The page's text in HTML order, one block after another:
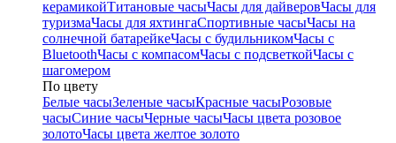
керамикойТитановые часыЧасы для дайверовЧасы для
туризмаЧасы для яхтингаСпортивные часыЧасы на
солнечной батарейкеЧасы с будильникомЧасы с
BluetoothЧасы с компасомЧасы с подсветкойЧасы с
шагомером
По цвету
Белые часыЗеленые часыКрасные часыРозовые
часыСиние часыЧерные часыЧасы цвета розовое
золотоЧасы цвета желтое золото